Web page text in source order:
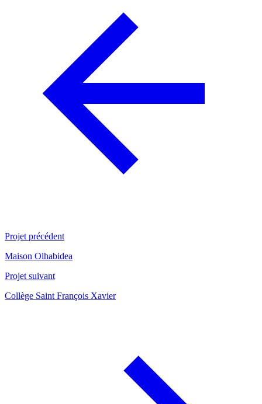
Projet précédent
Maison Olhabidea
Projet suivant
Collège Saint François Xavier